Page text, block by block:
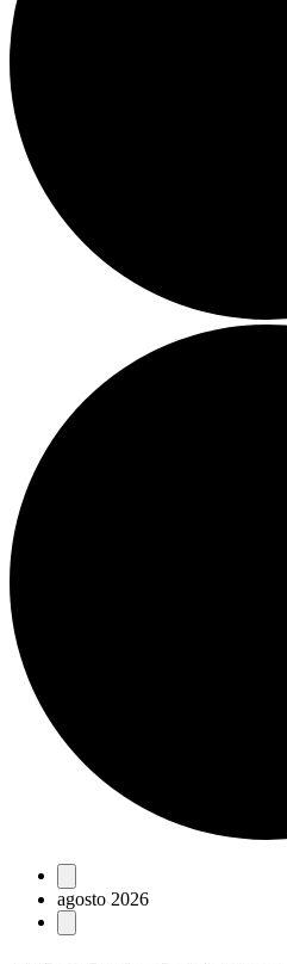
Eventos
agosto 2026